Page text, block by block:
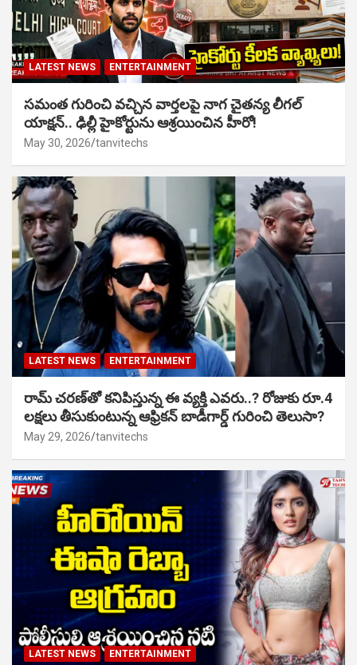
LATEST NEWS ENTERTAINMENT
సమంత గురించి వచ్చిన వార్తలపై నాగ చైతన్య లీగల్
యాక్షన్.. ఢిల్లీ హైకోర్టును ఆశ్రయించిన హీరో!
May 30, 2026 tanvitechs
LATEST NEWS ENTERTAINMENT
రామ్ చరణ్‌తో కనిపిస్తున్న ఈ వ్యక్తి ఎవరు..? రోజుకు రూ.4
లక్షలు తీసుకుంటున్న ఆఫ్రికన్ బాడీగార్డ్ గురించి తెలుసా?
May 29, 2026 tanvitechs
LATEST NEWS ENTERTAINMENT